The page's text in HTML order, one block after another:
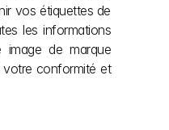
vos étiquettes de
les informations
image de marque
votre conformité et